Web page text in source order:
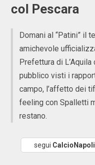
col Pescara
Domani al “Patini” il
amichevole
Prefettura di
pubblico visti i
campo, l’affetto dei
feeling con Spalletti
restano.
segui